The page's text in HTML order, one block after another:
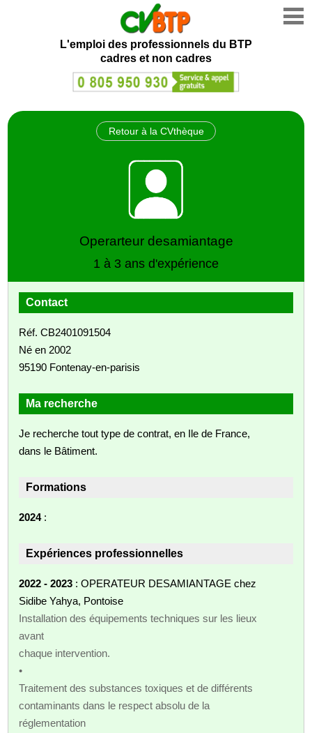
L'emploi des professionnels du BTP
cadres et non cadres
Retour à la CVthèque
Operarteur desamiantage
1 à 3 ans d'expérience
Contact
Réf. CB2401091504
Né en 2002
95190 Fontenay-en-parisis
Ma recherche
Je recherche tout type de contrat, en Ile de France,
dans le Bâtiment.
Formations
2024:
Expériences professionnelles
2022 - 2023 : OPERATEUR DESAMIANTAGE chez
Sidibe Yahya, Pontoise
Installation des équipements techniques sur les lieux
avant
chaque intervention.
•
Traitement des substances toxiques et de différents
contaminants dans le respect absolu de la
réglementation